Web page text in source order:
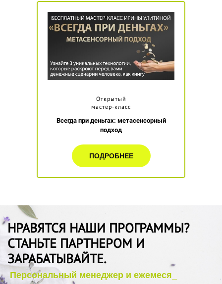
Открытый
мастер-класс
Всегда при деньгах: метасенсорный
подход
ПОДРОБНЕЕ
НРАВЯТСЯ НАШИ ПРОГРАММЫ?
СТАНЬТЕ ПАРТНЕРОМ И
ЗАРАБАТЫВАЙТЕ.